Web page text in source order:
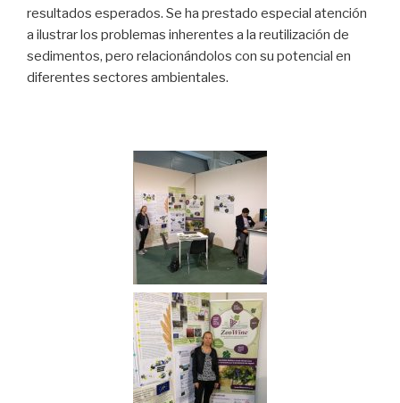
resultados esperados. Se ha prestado especial atención
a ilustrar los problemas inherentes a la reutilización de
sedimentos, pero relacionándolos con su potencial en
diferentes sectores ambientales.